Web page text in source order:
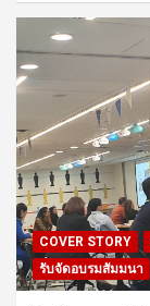
COVER STORY
รับจัดอบรมสัมมนา